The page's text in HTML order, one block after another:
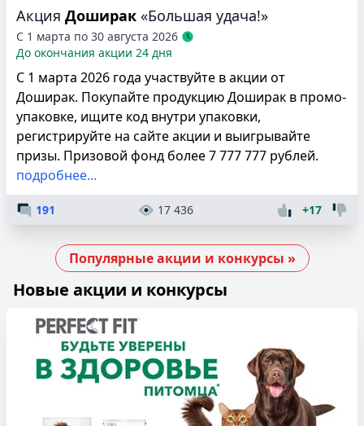
Акция Доширак «Большая удача!»
С 1 марта по 30 августа 2026
До окончания акции 24 дня
С 1 марта 2026 года участвуйте в акции от
Доширак. Покупайте продукцию Доширак в промо-
упаковке, ищите код внутри упаковки,
регистрируйте на сайте акции и выигрывайте
призы. Призовой фонд более 7 777 777 рублей.
подробнее...
191 17 436 +17
Популярные акции и конкурсы »
Новые акции и конкурсы